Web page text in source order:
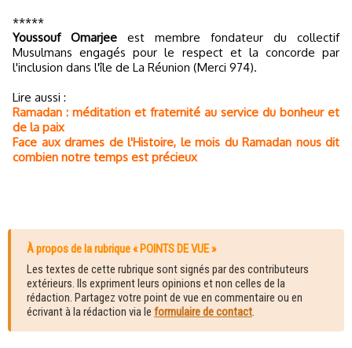
*****
Youssouf Omarjee est membre fondateur du collectif
Musulmans engagés pour le respect et la concorde par
l'inclusion dans l'île de La Réunion (Merci 974).
Lire aussi :
Ramadan : méditation et fraternité au service du bonheur et
de la paix
Face aux drames de l'Histoire, le mois du Ramadan nous dit
combien notre temps est précieux
À propos de la rubrique « POINTS DE VUE »
Les textes de cette rubrique sont signés par des contributeurs
extérieurs. Ils expriment leurs opinions et non celles de la
rédaction. Partagez votre point de vue en commentaire ou en
écrivant à la rédaction via le formulaire de contact.